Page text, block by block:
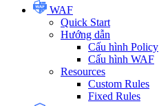
WAF
Quick Start
Hướng dẫn
Cấu hình Policy
Cấu hình WAF
Resources
Custom Rules
Fixed Rules